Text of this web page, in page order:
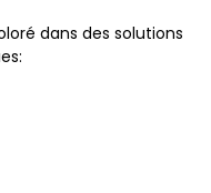
dans des solutions